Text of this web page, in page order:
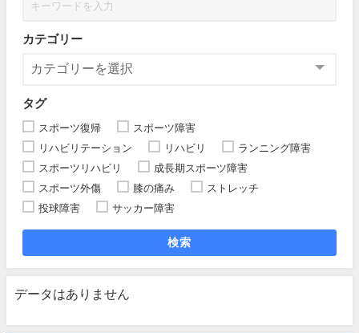
カテゴリー
タグ
スポーツ復帰
スポーツ障害
リハビリテーション
リハビリ
ランニング障害
スポーツリハビリ
成長期スポーツ障害
スポーツ外傷
膝の痛み
ストレッチ
投球障害
サッカー障害
検索
データはありません